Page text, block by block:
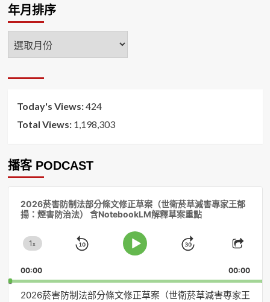
年月排序
年
月
Today's Views:424
Total Views: 1,198,303
播客 PODCAST
2026菸害防制法部分條文修正草案（世衛菸草減害專家王郁
揚：煙害防治法） 含NotebookLM解釋草案重點
Change
Rate
1x
Skip
Play
Jump
Forward
Share
00:00 00:00
2026菸害防制法部分條文修正草案（世衛菸草減害專家王